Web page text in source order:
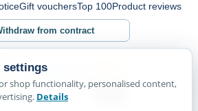
Gift vouchersTop 100Product reviews
from contract
settings
shop functionality, personalised content,
Details